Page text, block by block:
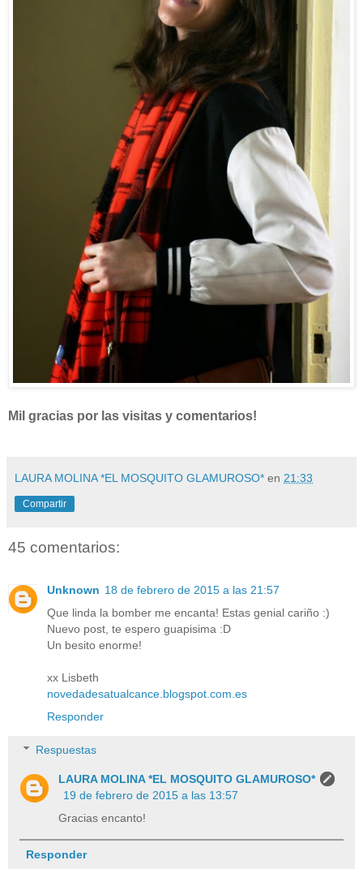
Mil gracias por las visitas y comentarios!
LAURA MOLINA *EL MOSQUITO GLAMUROSO* en 21:33
Compartir
45 comentarios:
Unknown 18 de febrero de 2015 a las 21:57
Que linda la bomber me encanta! Estas genial cariño :)
Nuevo post, te espero guapisima :D
Un besito enorme!
xx Lisbeth
novedadesatualcance.blogspot.com.es
Responder
Respuestas
LAURA MOLINA *EL MOSQUITO GLAMUROSO*
19 de febrero de 2015 a las 13:57
Gracias encanto!
Responder